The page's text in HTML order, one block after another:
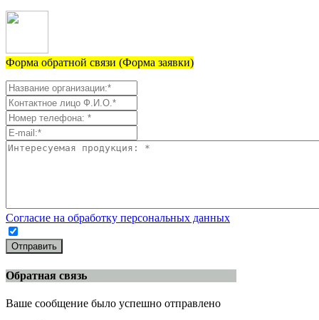
Форма обратной связи (Форма заявки)
Согласие на обработку персональных данных
Отправить
Обратная связь
Ваше сообщение было успешно отправлено